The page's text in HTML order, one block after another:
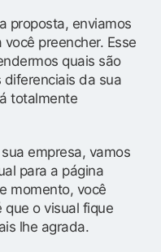
proposta, enviamos
preencher. Esse
quais são
diferenciais da sua
totalmente
empresa, vamos
para a página
momento, você
que o visual fique
lhe agrada.